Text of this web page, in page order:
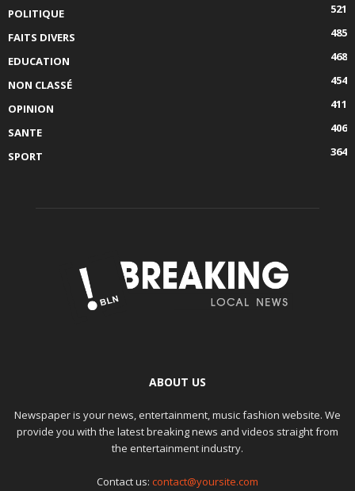
POLITIQUE
521
FAITS DIVERS
485
EDUCATION
468
NON CLASSÉ
454
OPINION
411
SANTE
406
SPORT
364
ABOUT US
Newspaper is your news, entertainment, music fashion website. We
provide you with the latest breaking news and videos straight from
the entertainment industry.
Contact us: contact@yoursite.com